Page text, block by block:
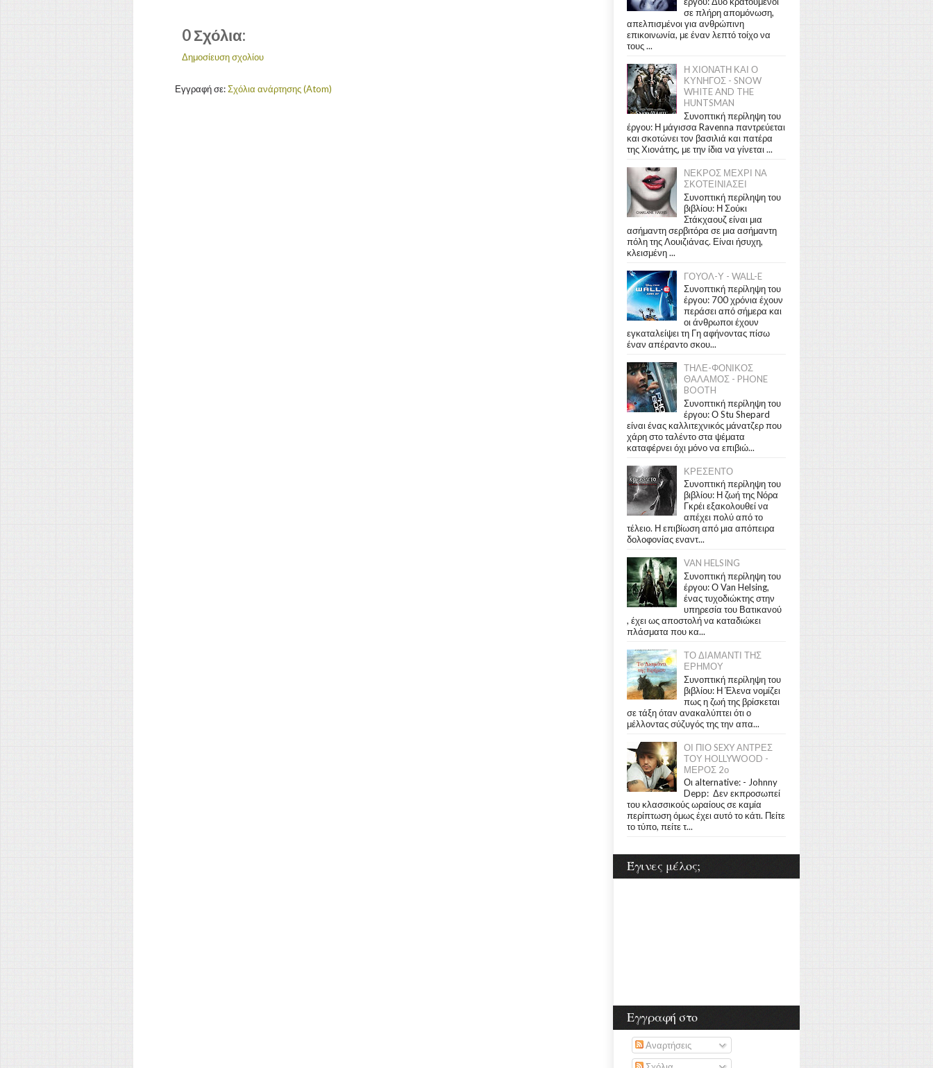
0 Σχόλια:
Δημοσίευση σχολίου
Εγγραφή σε:Σχόλια ανάρτησης (Atom)
σε πλήρη απομόνωση,
απελπισμένοι για ανθρώπινη
επικοινωνία, με έναν λεπτό τοίχο να
τους ...
Η ΧΙΟΝΑΤΗ ΚΑΙ Ο
ΚΥΝΗΓΟΣ - SNOW
WHITE AND THE
HUNTSMAN
Συνοπτική περίληψη του
έργου: Η μάγισσα Ravenna παντρεύεται
και σκοτώνει τον βασιλιά και πατέρα
της Χιονάτης, με την ίδια να γίνεται ...
ΝΕΚΡΟΣ ΜΕΧΡΙ ΝΑ
ΣΚΟΤΕΙΝΙΑΣΕΙ
Συνοπτική περίληψη του
βιβλίου: Η Σούκι
Στάκχαουζ είναι μια
ασήμαντη σερβιτόρα σε μια ασήμαντη
πόλη της Λουιζιάνας. Είναι ήσυχη,
κλεισμένη ...
ΓΟΥΟΛ-Υ - WALL-E
Συνοπτική περίληψη του
έργου: 700 χρόνια έχουν
περάσει από σήμερα και
οι άνθρωποι έχουν
εγκαταλείψει τη Γη αφήνοντας πίσω
έναν απέραντο σκου...
ΤΗΛΕ-ΦΟΝΙΚΟΣ
ΘΑΛΑΜΟΣ - PHONE
BOOTH
Συνοπτική περίληψη του
έργου: Ο Stu Shepard
είναι ένας καλλιτεχνικός μάνατζερ που
χάρη στο ταλέντο στα ψέματα
καταφέρνει όχι μόνο να επιβιώ...
ΚΡΕΣΕΝΤΟ
Συνοπτική περίληψη του
βιβλίου: Η ζωή της Νόρα
Γκρέι εξακολουθεί να
απέχει πολύ από το
τέλειο. Η επιβίωση από μια απόπειρα
δολοφονίας εναντ...
VAN HELSING
Συνοπτική περίληψη του
έργου: Ο Van Helsing,
ένας τυχοδιώκτης στην
υπηρεσία του Βατικανού
, έχει ως αποστολή να καταδιώκει
πλάσματα που κα...
ΤΟ ΔΙΑΜΑΝΤΙ ΤΗΣ
ΕΡΗΜΟΥ
Συνοπτική περίληψη του
βιβλίου: Η Έλενα νομίζει
πως η ζωή της βρίσκεται
σε τάξη όταν ανακαλύπτει ότι ο
μέλλοντας σύζυγός της την απα...
ΟΙ ΠΙΟ SEXY ΑΝΤΡΕΣ
ΤΟΥ HOLLYWOOD -
ΜΕΡΟΣ 2ο
Οι alternative: - Johnny
Depp: Δεν εκπροσωπεί
του κλασσικούς ωραίους σε καμία
περίπτωση όμως έχει αυτό το κάτι. Πείτε
το τύπο, πείτε τ...
Έγινες μέλος;
Εγγραφή στο
Αναρτήσεις